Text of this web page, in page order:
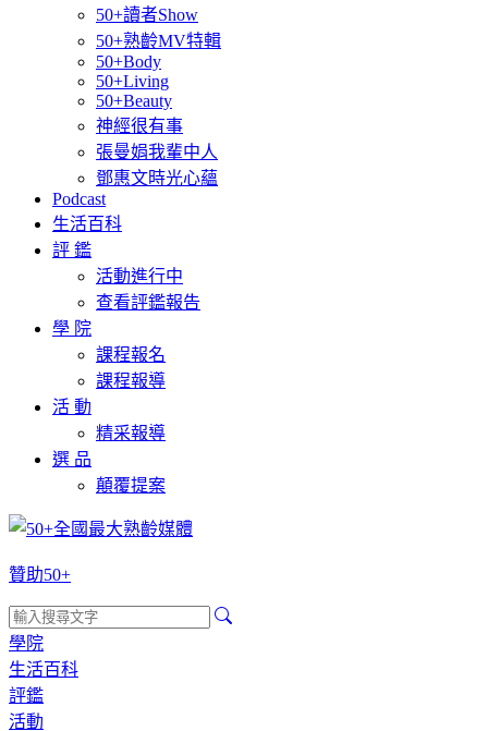
50+讀者Show
50+熟齡MV特輯
50+Body
50+Living
50+Beauty
神經很有事
張曼娟我輩中人
鄧惠文時光心蘊
Podcast
生活百科
評 鑑
活動進行中
查看評鑑報告
學 院
課程報名
課程報導
活 動
精采報導
選 品
顛覆提案
贊助50+
學院
生活百科
評鑑
活動